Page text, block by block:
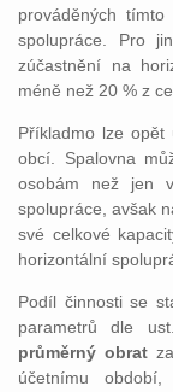
prováděných
spolupráce. Pro
zúčastnění na
méně než 20 % z
Příkladmo lze opět
obcí. Spalovna
osobám než jen
spolupráce, avšak
své celkové
horizontální
Podíl činnosti se
parametrů dle
průměrný obratza
účetnímu